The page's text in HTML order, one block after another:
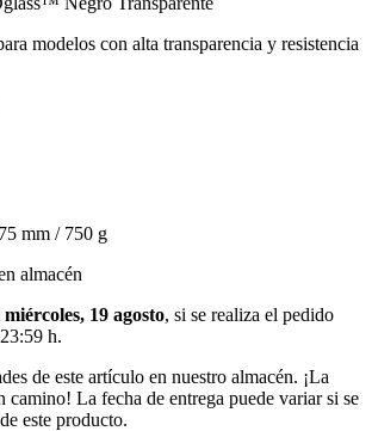
modelos con alta transparencia y resistencia
mm / 750 g
almacén
19 agosto, si se realiza el pedido
h.
de este artículo en nuestro almacén. ¡La
camino! La fecha de entrega puede variar si se
este producto.